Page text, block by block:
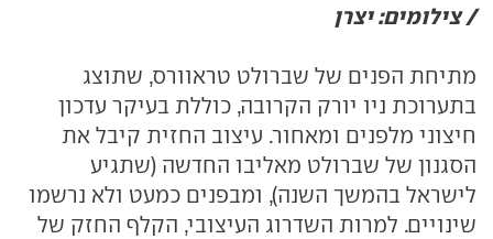
/ צילומים: יצרן
מתיחת הפנים של שברולט טראוורס, שתוצג
בתערוכת ניו יורק הקרובה, כוללת בעיקר עדכון
חיצוני מלפנים ומאחור. עיצוב החזית קיבל את
הסגנון של שברולט מאליבו החדשה (שתגיע
לישראל בהמשך השנה), ומבפנים כמעט ולא נרשמו
שינויים. למרות השדרוג העיצובי, הקלף החזק של